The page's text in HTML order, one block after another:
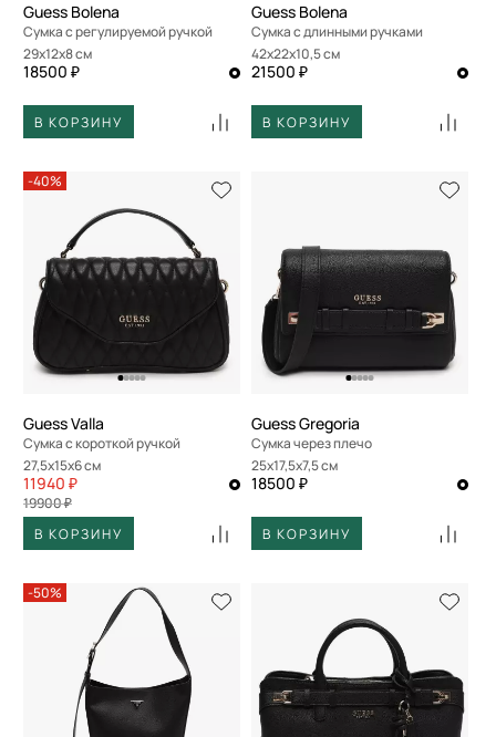
Guess Bolena
Сумка с регулируемой ручкой
29x12x8 см
18500 ₽
В КОРЗИНУ
Guess Bolena
Сумка с длинными ручками
42x22x10,5 см
21500 ₽
В КОРЗИНУ
-40%
Guess Valla
Сумка с короткой ручкой
27,5x15x6 см
11940 ₽
19900 ₽
В КОРЗИНУ
Guess Gregoria
Сумка через плечо
25x17,5x7,5 см
18500 ₽
В КОРЗИНУ
-50%